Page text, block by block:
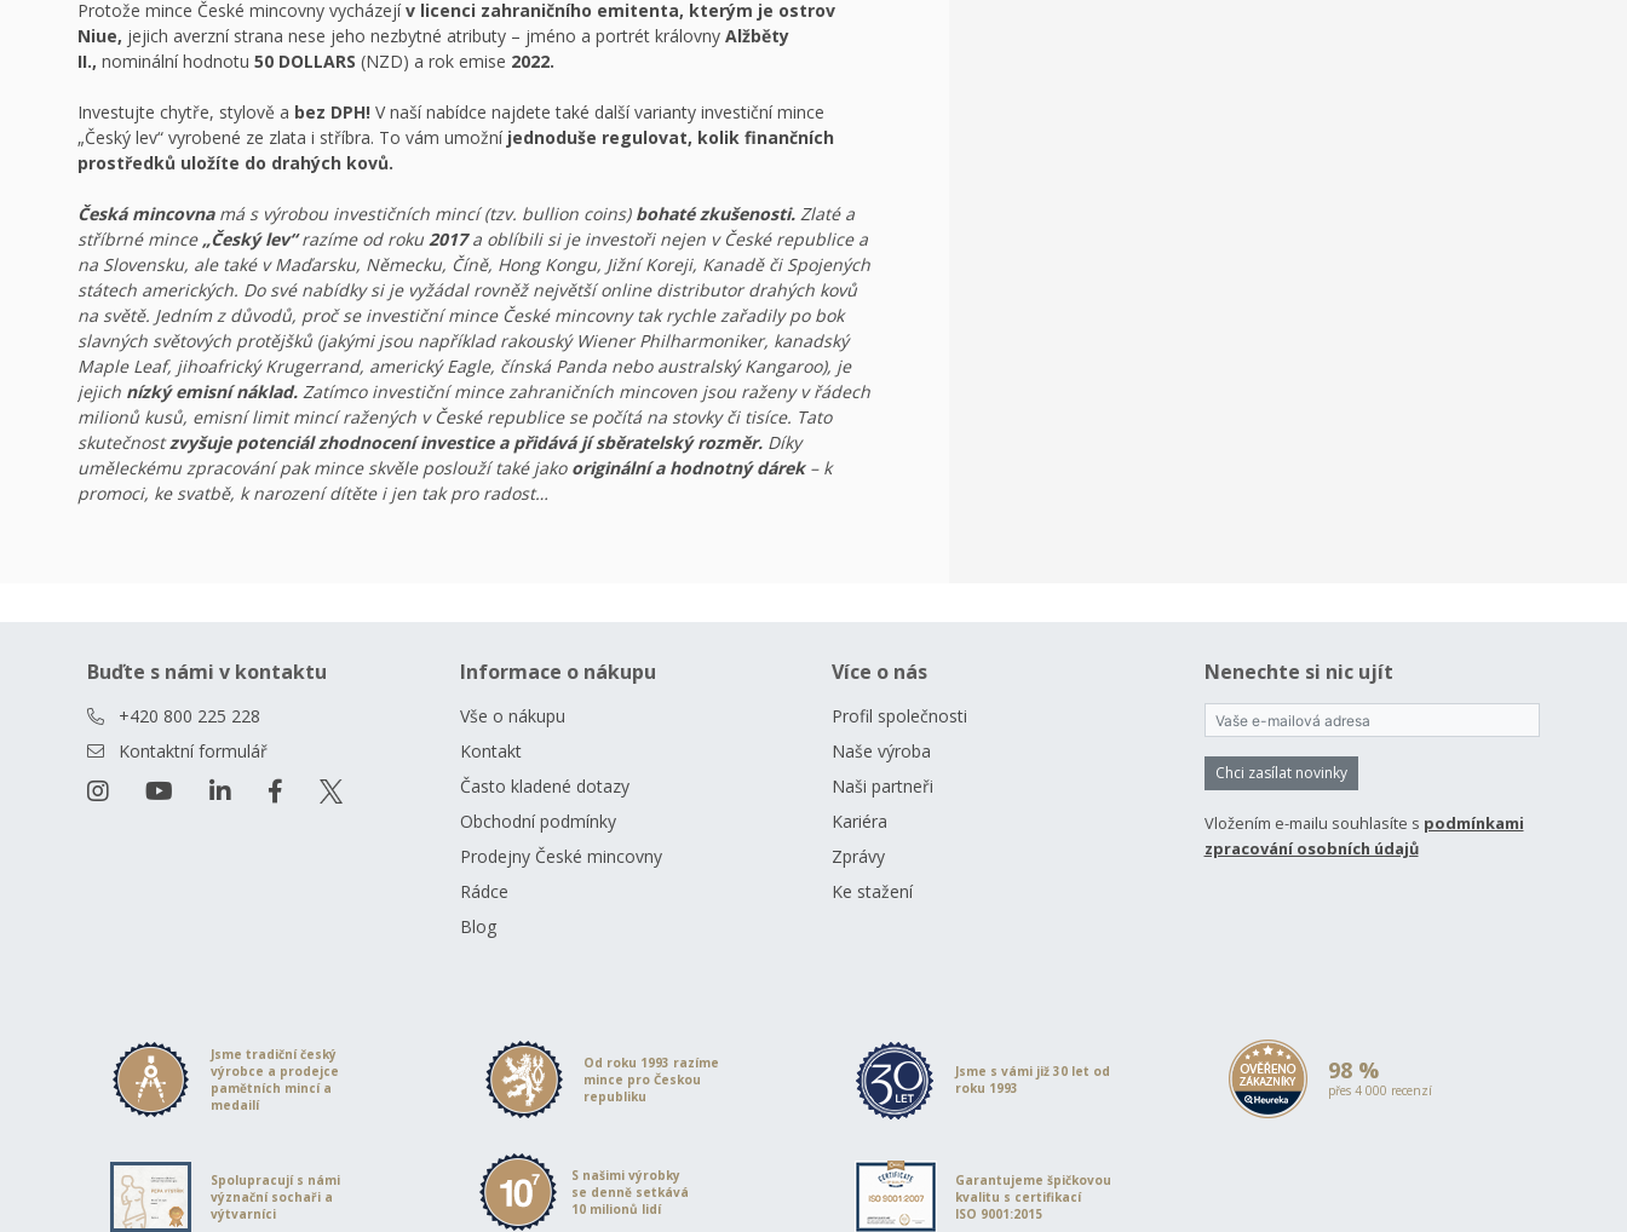
Protože mince České mincovny vycházejív licenci zahraničního emitenta, kterým je ostrov
Niue, jejich averzní strana nese jeho nezbytné atributy – jméno a portrét královny Alžběty
II., nominální hodnotu 50 DOLLARS (NZD) a rok emise 2022.
Investujte chytře, stylově a bez DPH! V naší nabídce najdete také další varianty investiční mince
„Český lev“ vyrobené ze zlata i stříbra. To vám umožní jednoduše regulovat, kolik finančních
prostředků uložíte do drahých kovů.
Česká mincovnamá s výrobou investičních mincí (tzv. bullion coins) bohaté zkušenosti. Zlaté a
stříbrné mince „Český lev“razíme od roku 2017a oblíbili si je investoři nejen v České republice a
na Slovensku, ale také v Maďarsku, Německu, Číně, Hong Kongu, Jižní Koreji, Kanadě či Spojených
státech amerických. Do své nabídky si je vyžádal rovněž největší online distributor drahých kovů
na světě. Jedním z důvodů, proč se investiční mince České mincovny tak rychle zařadily po bok
slavných světových protějšků (jakými jsou například rakouský Wiener Philharmoniker, kanadský
Maple Leaf, jihoafrický Krugerrand, americký Eagle, čínská Panda nebo australský Kangaroo), je
jejich nízký emisní náklad. Zatímco investiční mince zahraničních mincoven jsou raženy v řádech
milionů kusů, emisní limit mincí ražených v České republice se počítá na stovky či tisíce. Tato
skutečnostzvyšuje potenciál zhodnocení investice a přidává jí sběratelský rozměr. Díky
uměleckému zpracování pak mince skvěle poslouží také jako originální a hodnotný dárek– k
promoci, ke svatbě, k narození dítěte i jen tak pro radost…
Buďte s námi v kontaktu
+420 800 225 228
Kontaktní formulář
Informace o nákupu
Vše o nákupu
Kontakt
Často kladené dotazy
Obchodní podmínky
Prodejny České mincovny
Rádce
Blog
Více o nás
Profil společnosti
Naše výroba
Naši partneři
Kariéra
Zprávy
Ke stažení
Nenechte si nic ujít
Chci zasílat novinky
Vložením e-mailu souhlasíte s podmínkami
zpracování osobních údajů
Jsme tradiční český
výrobce a prodejce
pamětních mincí a
medailí
Od roku 1993 razíme
mince pro Českou
republiku
Jsme s vámi již 30 let od
roku 1993
98 %
přes 4 000 recenzí
Spolupracují s námi
význační sochaři a
výtvarníci
S našimi výrobky
se denně setkává
10 milionů lidí
Garantujeme špičkovou
kvalitu s certifikací
ISO 9001:2015